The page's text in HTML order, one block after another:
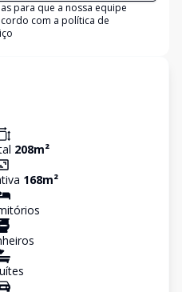
para que a nossa equipe
com a política de
208m²
168m²
s
s
s